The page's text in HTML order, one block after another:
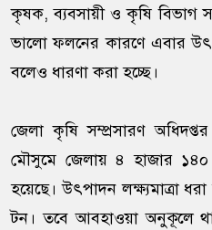
কৃষক, ব্যবসায়ী ও কৃষি বিভাগ
ভালো ফলনের কারণে এবার
বলেও ধারণা করা হচ্ছে।
জেলা কৃষি সম্প্রসারণ
মৌসুমে জেলায় ৪ হাজার
হয়েছে। উৎপাদন লক্ষ্যমাত্রা
টন। তবে আবহাওয়া অনুকূলে